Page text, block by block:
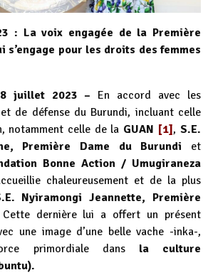
: La voix engagée de la Première
s’engage pour les droits des femmes
juillet 2023 – En accord avec les
de défense du Burundi, incluant celle
notamment celle de la GUAN [1],S.E.
Première Dame du Burundi et
Bonne Action / Umugiraneza
chaleureusement et de la plus
Nyiramongi Jeannette, Première
Cette dernière lui a offert un présent
une image d’une belle vache -inka-,
primordiale dansla culture